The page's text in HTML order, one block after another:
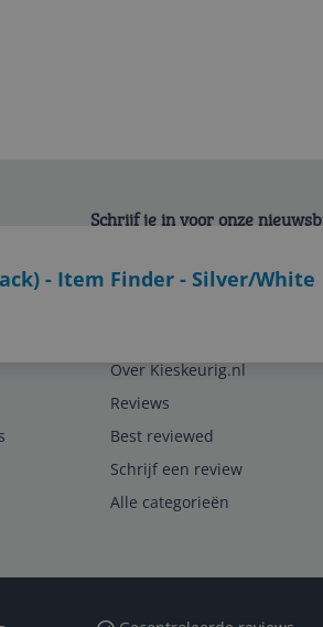
- Item Finder - Silver/White
Schrijf je in voor onze
Over Kieskeurig.nl
Reviews
Best reviewed
Schrijf een review
Alle categorieën